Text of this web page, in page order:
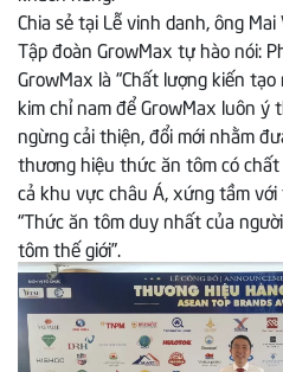
Chia sẻ tại Lễ vinh danh, ông
Tập đoàn GrowMax tự hào nói:
GrowMax là “Chất lượng kiến
kim chỉ nam để GrowMax luôn
ngừng cải thiện, đổi mới nhằm
thương hiệu thức ăn tôm có
cả khu vực châu Á, xứng tầm
“Thức ăn tôm duy nhất của
tôm thế giới”.